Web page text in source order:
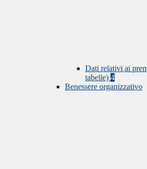
Dati relativi ai
tabelle) 4
Benessere organizzativo